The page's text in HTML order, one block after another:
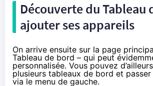
Découverte du Tableau
ajouter ses appareils
On arrive ensuite sur la page
Tableau de bord – qui peut
personnalisée. Vous pouvez
plusieurs tableaux de bord et passer
via le menu de gauche.